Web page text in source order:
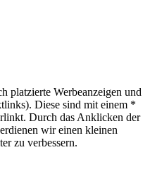
platzierte Werbeanzeigen und
Diese sind mit einem *
Durch das Anklicken der
wir einen kleinen
zu verbessern.